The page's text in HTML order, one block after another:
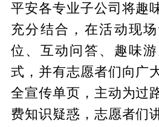
平安各专业子公司将趣
充分结合，在活动现
位、互动问答、趣味
式，并有志愿者们向广
全宣传单页，主动为过
费知识疑惑，志愿者们